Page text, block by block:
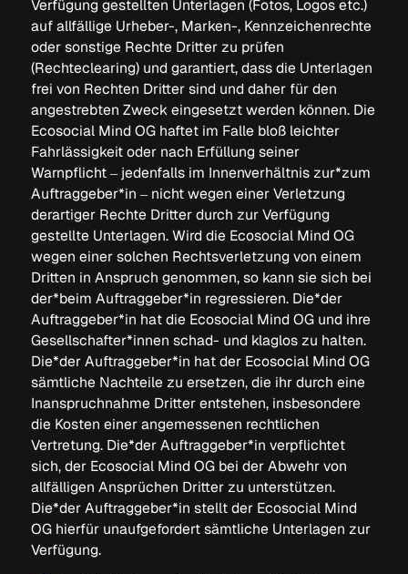
Verfügung gestellten Unterlagen (Fotos, Logos etc.)
auf allfällige Urheber-, Marken-, Kennzeichenrechte
oder sonstige Rechte Dritter zu prüfen
(Rechteclearing) und garantiert, dass die Unterlagen
frei von Rechten Dritter sind und daher für den
angestrebten Zweck eingesetzt werden können. Die
Ecosocial Mind OG haftet im Falle bloß leichter
Fahrlässigkeit oder nach Erfüllung seiner
Warnpflicht – jedenfalls im Innenverhältnis zur*zum
Auftraggeber*in – nicht wegen einer Verletzung
derartiger Rechte Dritter durch zur Verfügung
gestellte Unterlagen. Wird die Ecosocial Mind OG
wegen einer solchen Rechtsverletzung von einem
Dritten in Anspruch genommen, so kann sie sich bei
der*beim Auftraggeber*in regressieren. Die*der
Auftraggeber*in hat die Ecosocial Mind OG und ihre
Gesellschafter*innen schad- und klaglos zu halten.
Die*der Auftraggeber*in hat der Ecosocial Mind OG
sämtliche Nachteile zu ersetzen, die ihr durch eine
Inanspruchnahme Dritter entstehen, insbesondere
die Kosten einer angemessenen rechtlichen
Vertretung. Die*der Auftraggeber*in verpflichtet
sich, der Ecosocial Mind OG bei der Abwehr von
allfälligen Ansprüchen Dritter zu unterstützen.
Die*der Auftraggeber*in stellt der Ecosocial Mind
OG hierfür unaufgefordert sämtliche Unterlagen zur
Verfügung.